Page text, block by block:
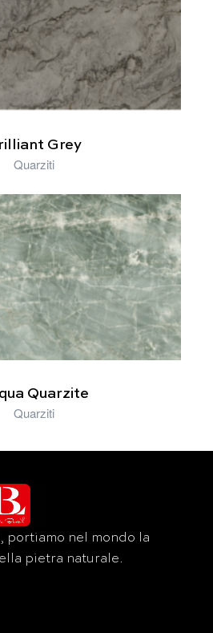
Grey
Quarziti
Quarzite
Quarziti
portiamo nel mondo la
pietra naturale.